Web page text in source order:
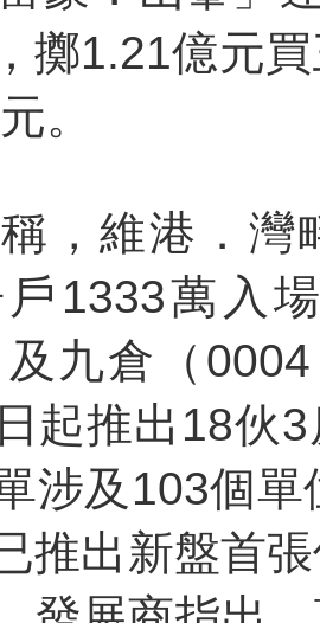
擲1.21億元
。
稱，維港．
1333萬入
及九倉（
起推出18伙
涉及103個
推出新盤首